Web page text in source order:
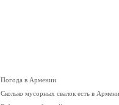
Погода в Армении
Сколько мусорных свалок есть в